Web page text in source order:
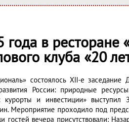
года в ресторане
клуба «20
состоялось XII-е
России: природные
и инвестиции» выступил
Мероприятие проходило под
гостей вечера присутствовали: